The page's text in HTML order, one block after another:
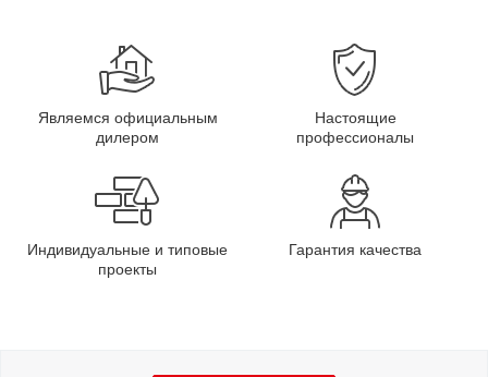
Являемся официальным
дилером
Настоящие
профессионалы
Индивидуальные и типовые
проекты
Гарантия качества